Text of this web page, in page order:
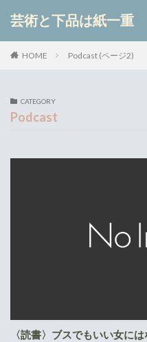
芸術と下品は紙一重
HOME Podcast (ページ2)
CATEGORY
Podcast
〈読書〉ブスでもいい女に